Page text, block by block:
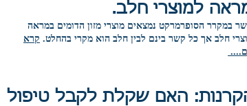
למוצרי חלב.
במקרר הסופרמרקט נמצאים מוצרי מזון הדומים במראה
חלב אך כל קשר בינם לבין חלב הוא מקרי בהחלט. קרא
האם שקלת לקבל טיפול